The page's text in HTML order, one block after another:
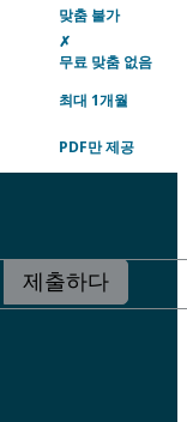
맞춤 불가
✗
무료 맞춤 없음
최대 1개월
PDF만 제공
제출하다